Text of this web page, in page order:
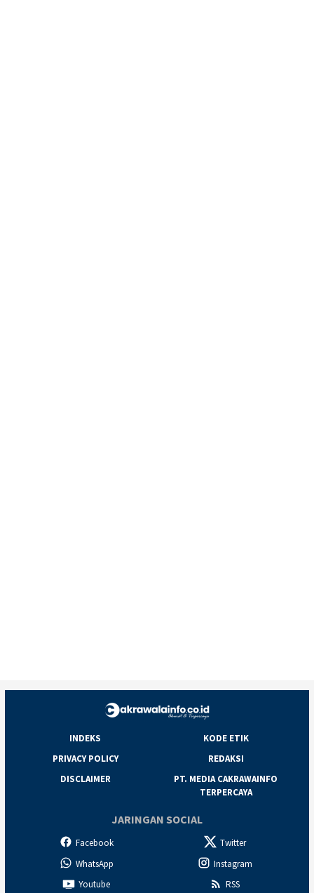
INDEKS
KODE ETIK
PRIVACY POLICY
REDAKSI
DISCLAIMER
PT. MEDIA CAKRAWAINFO
TERPERCAYA
JARINGAN SOCIAL
Facebook
Twitter
WhatsApp
Instagram
Youtube
RSS